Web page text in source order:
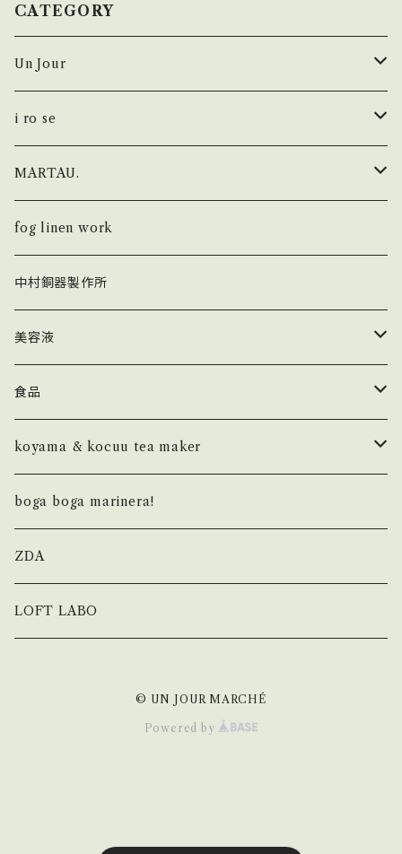
CATEGORY
Un Jour
シューズ
i ro se × Un Jour
fog linen work × Un Jour
KHISONOIO？ × Un Jour
トップス
カットソー
フレグランス
LETTER PRESSED
NOTEBOOK
ボトム
i ro se
財布
FOLD
POP UP
キーホルダー
FOLD
AUROLA
カードケース・IDケース
SEAMLESS
バッグ
MARTAU.
Shell Bag
Box Bag
Study Bag
Others
fog linen work
中村銅器製作所
美容液
ラ セーブ ド ジュール
食品
MountZero olives
バーチ
杉山ナッツ
おおいし養蜂
koyama & kocuu tea maker
basic
original blended
boga boga marinera!
ZDA
LOFT LABO
© UN JOUR MARCHÉ
Powered by